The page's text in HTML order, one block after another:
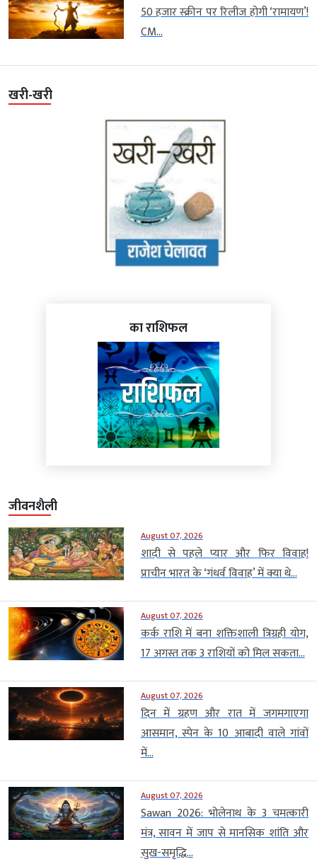
50 हजार स्क्रीन पर रिलीज होगी ‘रामायण’!
CM...
खरी-खरी
का राशिफल
जीवनशैली
August 07, 2026
शादी से पहले प्यार और फिर विवाह!
प्राचीन भारत के ‘गंधर्व विवाह’ में क्या थे...
August 07, 2026
कर्क राशि में बना शक्तिशाली त्रिग्रही योग,
17 अगस्त तक 3 राशियों को मिल सकता...
August 07, 2026
दिन में ग्रहण और रात में जगमगाएगा
आसमान, स्पेन के 10 आबादी वाले गांवों
में...
August 07, 2026
Sawan 2026: भोलेनाथ के 3 चमत्कारी
मंत्र, सावन में जाप से मानसिक शांति और
सुख-समृद्धि...